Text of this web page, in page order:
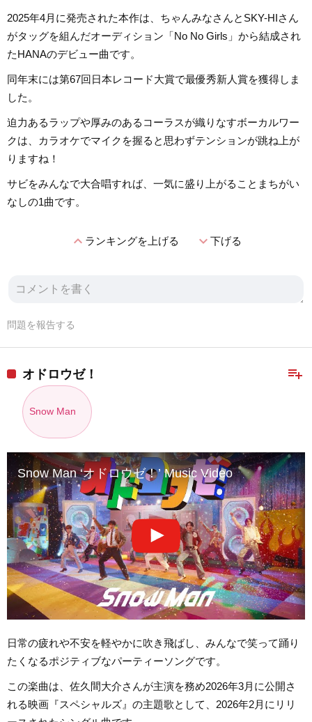
2025年4月に発売された本作は、ちゃんみなさんとSKY-HIさん
がタッグを組んだオーディション「No No Girls」から結成され
たHANAのデビュー曲です。
同年末には第67回日本レコード大賞で最優秀新人賞を獲得しま
した。
迫力あるラップや厚みのあるコーラスが織りなすボーカルワー
クは、カラオケでマイクを握ると思わずテンションが跳ね上が
りますね！
サビをみんなで大合唱すれば、一気に盛り上がることまちがい
なしの1曲です。
expand_lessランキングを上げる expand_more下げる
問題を報告する
playlist_add
オドロウゼ！
Snow Man
Snow Man ‘オドロウゼ！’ Music Video
日常の疲れや不安を軽やかに吹き飛ばし、みんなで笑って踊り
たくなるポジティブなパーティーソングです。
この楽曲は、佐久間大介さんが主演を務め2026年3月に公開さ
れる映画『スペシャルズ』の主題歌として、2026年2月にリリ